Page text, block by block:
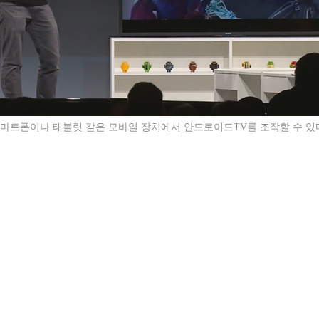
트폰이나 태블릿 같은 모바일 장치에서 안드로이드TV를 조작할 수 있